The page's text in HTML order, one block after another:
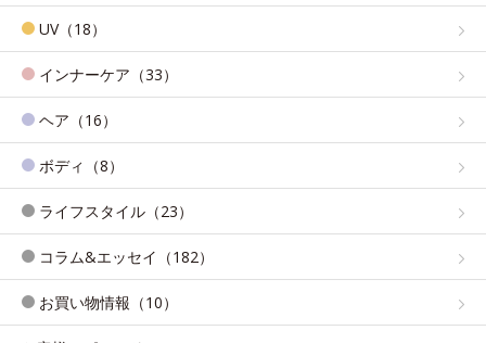
UV（18）
インナーケア（33）
ヘア（16）
ボディ（8）
ライフスタイル（23）
コラム&エッセイ（182）
お買い物情報（10）